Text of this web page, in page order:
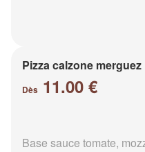
Pizza calzone merguez
Dès 11.00 €
Base sauce tomate,